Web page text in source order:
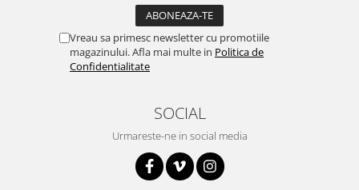
Vreau sa primesc newsletter cu promotiile
magazinului. Afla mai multe in Politica de
Confidentialitate
SOCIAL
Urmareste-ne in social media